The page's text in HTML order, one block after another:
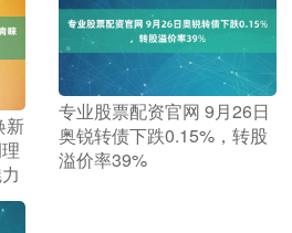
新
​专业股票配资官网 9月26日
奥锐转债下跌0.15%，转股
溢价率39%